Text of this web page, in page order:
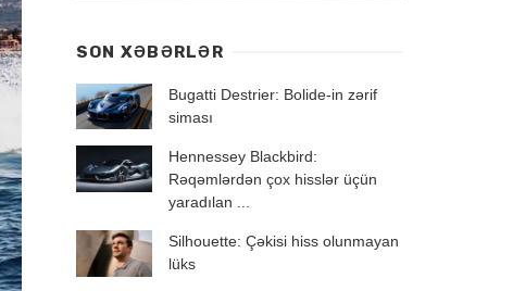
SON XƏBƏRLƏR
Bugatti Destrier: Bolide-in zərif
siması
Hennessey Blackbird:
Rəqəmlərdən çox hisslər üçün
yaradılan ...
Silhouette: Çəkisi hiss olunmayan
lüks